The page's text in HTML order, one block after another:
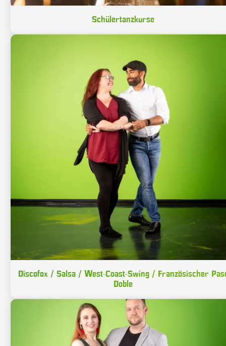
Schülertanzkurse
Discofox / Salsa / West-Coast-Swing / Französischer
Doble